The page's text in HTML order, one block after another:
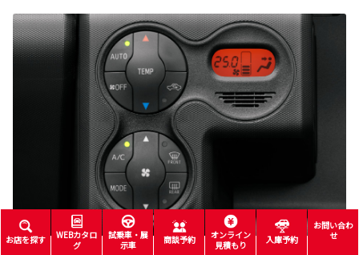
お店を探す
WEBカタロ
グ
試乗車・展
示車
商談予約
オンライン
見積もり
入庫予約
お問い合わ
せ